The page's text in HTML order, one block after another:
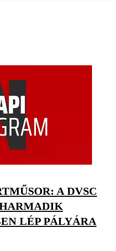
A DVSC
LÉP PÁLYÁRA